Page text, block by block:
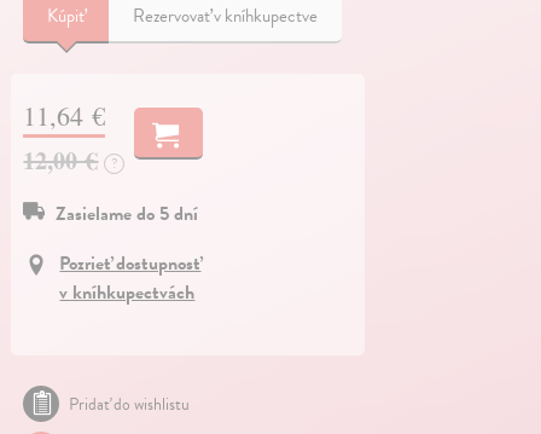
Kúpiť Rezervovať v kníhkupectve
11,64 €
12,00 € ?
Zasielame do 5 dní
Pozrieť dostupnosť
v kníhkupectvách
Pridať do wishlistu